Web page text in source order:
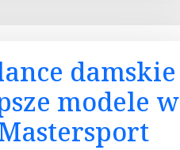
damskie
modele w